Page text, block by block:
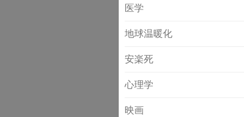
医学
地球温暖化
安楽死
心理学
映画